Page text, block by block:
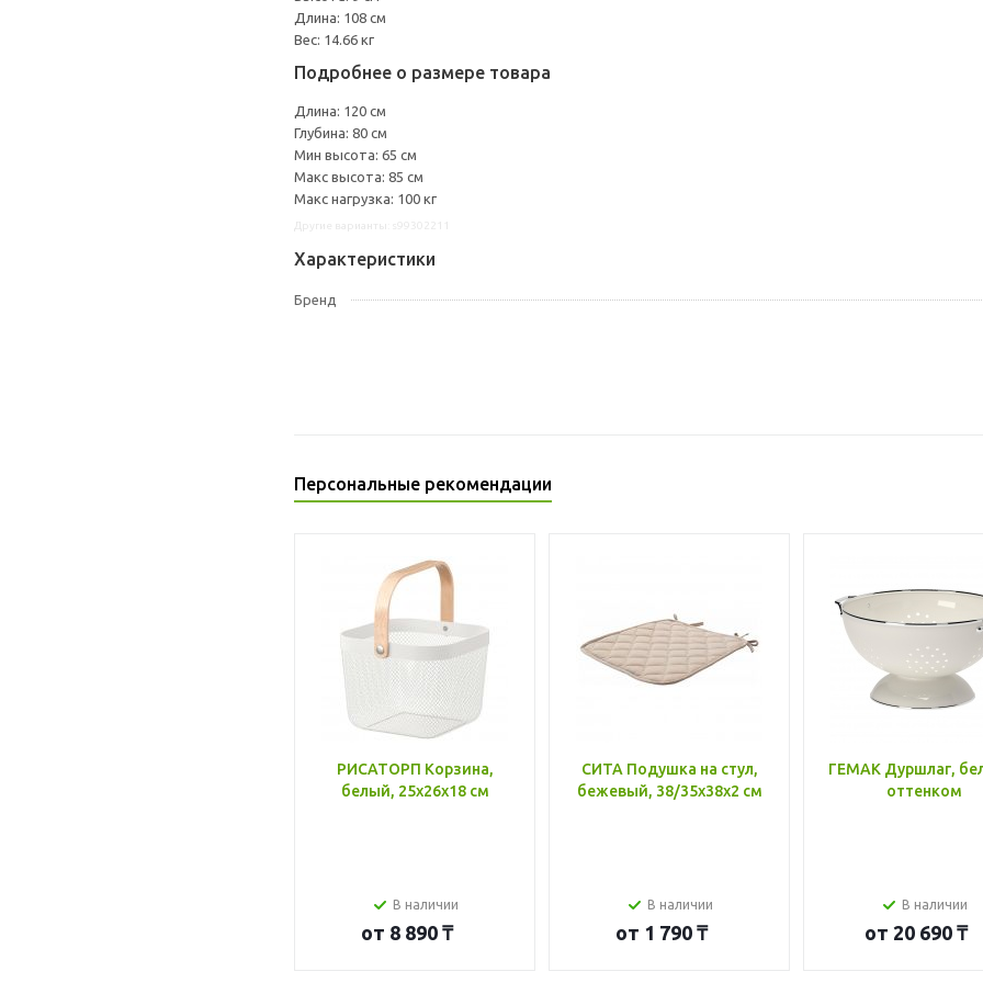
Длина: 108 см
Вес: 14.66 кг
Подробнее о размере товара
Длина: 120 см
Глубина: 80 см
Мин высота: 65 см
Макс высота: 85 см
Макс нагрузка: 100 кг
Характеристики
Бренд
Персональные рекомендации
РИСАТОРП Корзина,
белый, 25x26x18 см
В наличии
от 8 890 ₸
СИТА Подушка на стул,
бежевый, 38/35x38x2 см
В наличии
от 1 790 ₸
ГЕМАК Дуршлаг,
оттенком
В наличии
от 20 690 ₸